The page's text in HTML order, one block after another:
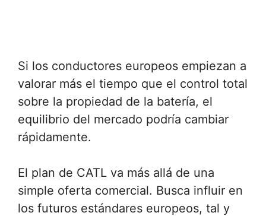
Si los conductores europeos empiezan a
valorar más el tiempo que el control total
sobre la propiedad de la batería, el
equilibrio del mercado podría cambiar
rápidamente.
El plan de CATL va más allá de una
simple oferta comercial. Busca influir en
los futuros estándares europeos, tal y